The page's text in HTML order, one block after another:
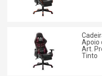
Apoio
Art.
Tinto